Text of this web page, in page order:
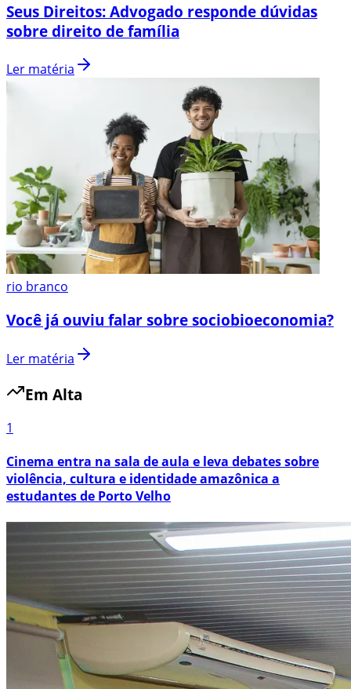
Seus Direitos: Advogado responde dúvidas
sobre direito de família
Ler matéria
rio branco
Você já ouviu falar sobre sociobioeconomia?
Ler matéria
Em Alta
1
Cinema entra na sala de aula e leva debates sobre
violência, cultura e identidade amazônica a
estudantes de Porto Velho